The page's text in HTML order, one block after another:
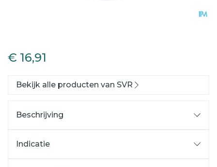
€ 16,91
Bekijk alle producten van SVR
Beschrijving
Indicatie